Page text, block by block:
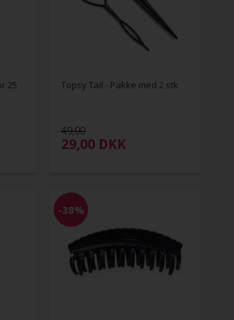
25
Topsy Tail - Pakke med 2 stk
49,00
29,00 DKK
-38%